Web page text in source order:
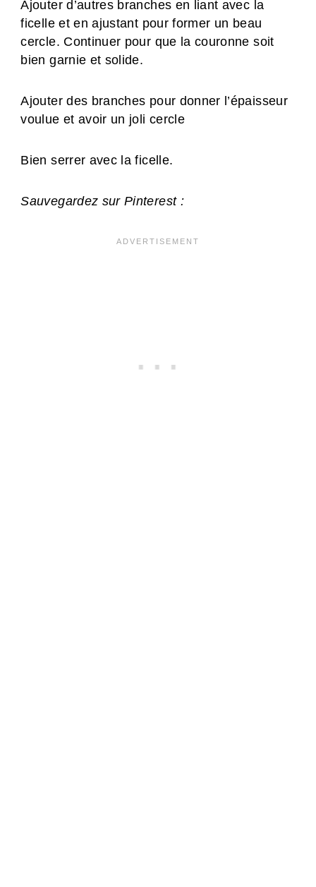
Ajouter d’autres branches en liant avec la
ficelle et en ajustant pour former un beau
cercle. Continuer pour que la couronne soit
bien garnie et solide.
Ajouter des branches pour donner l’épaisseur
voulue et avoir un joli cercle
Bien serrer avec la ficelle.
Sauvegardez sur Pinterest :